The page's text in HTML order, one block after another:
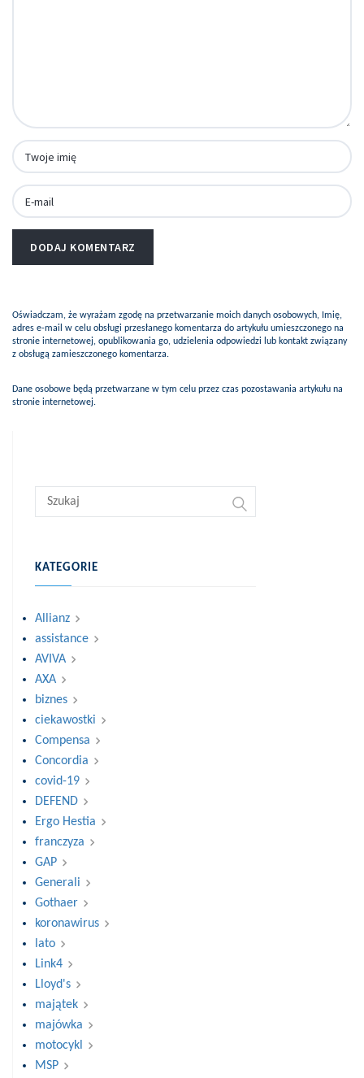
Oświadczam, że wyrażam zgodę na przetwarzanie moich danych osobowych, Imię,
adres e-mail w celu obsługi przesłanego komentarza do artykułu umieszczonego na
stronie internetowej, opublikowania go, udzielenia odpowiedzi lub kontakt związany
z obsługą zamieszczonego komentarza.
Dane osobowe będą przetwarzane w tym celu przez czas pozostawania artykułu na
stronie internetowej.
KATEGORIE
Allianz
assistance
AVIVA
AXA
biznes
ciekawostki
Compensa
Concordia
covid-19
DEFEND
Ergo Hestia
franczyza
GAP
Generali
Gothaer
koronawirus
lato
Link4
Lloyd's
majątek
majówka
motocykl
MSP